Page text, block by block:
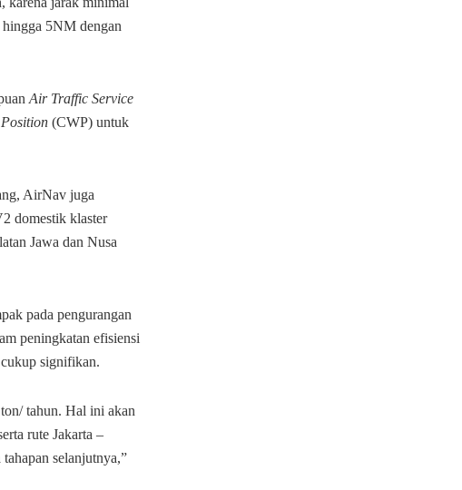
5NM dengan
Air Traffic Service
(CWP) untuk
AirNav juga
domestik klaster
Jawa dan Nusa
pada pengurangan
peningkatan efisiensi
signifikan.
tahun. Hal ini akan
rute Jakarta –
selanjutnya,”